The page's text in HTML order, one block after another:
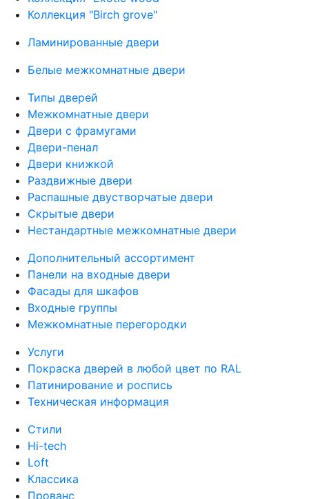
Коллекция "Birch grove"
Ламинированные двери
Белые межкомнатные двери
Типы дверей
Межкомнатные двери
Двери с фрамугами
Двери-пенал
Двери книжкой
Раздвижные двери
Распашные двустворчатые двери
Скрытые двери
Нестандартные межкомнатные двери
Дополнительный ассортимент
Панели на входные двери
Фасады для шкафов
Входные группы
Межкомнатные перегородки
Услуги
Покраска дверей в любой цвет по RAL
Патинирование и роспись
Техническая информация
Стили
Hi-tech
Loft
Классика
Прованс